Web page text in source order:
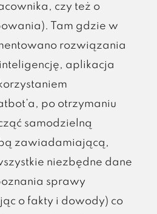
czy też o
Tam gdzie w
rozwiązania
aplikacja
po otrzymaniu
samodzielną
zawiadamiającą,
niezbędne dane
sprawy
o fakty i dowody) co